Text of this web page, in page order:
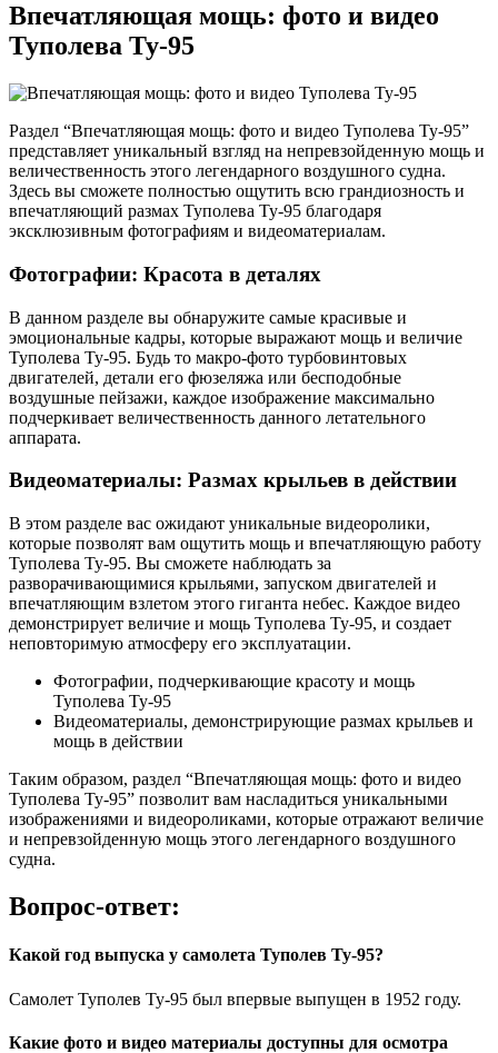
Впечатляющая мощь: фото и видео
Туполева Ту-95
Раздел “Впечатляющая мощь: фото и видео Туполева Ту-95”
представляет уникальный взгляд на непревзойденную мощь и
величественность этого легендарного воздушного судна.
Здесь вы сможете полностью ощутить всю грандиозность и
впечатляющий размах Туполева Ту-95 благодаря
эксклюзивным фотографиям и видеоматериалам.
Фотографии: Красота в деталях
В данном разделе вы обнаружите самые красивые и
эмоциональные кадры, которые выражают мощь и величие
Туполева Ту-95. Будь то макро-фото турбовинтовых
двигателей, детали его фюзеляжа или бесподобные
воздушные пейзажи, каждое изображение максимально
подчеркивает величественность данного летательного
аппарата.
Видеоматериалы: Размах крыльев в действии
В этом разделе вас ожидают уникальные видеоролики,
которые позволят вам ощутить мощь и впечатляющую работу
Туполева Ту-95. Вы сможете наблюдать за
разворачивающимися крыльями, запуском двигателей и
впечатляющим взлетом этого гиганта небес. Каждое видео
демонстрирует величие и мощь Туполева Ту-95, и создает
неповторимую атмосферу его эксплуатации.
Фотографии, подчеркивающие красоту и мощь
Туполева Ту-95
Видеоматериалы, демонстрирующие размах крыльев и
мощь в действии
Таким образом, раздел “Впечатляющая мощь: фото и видео
Туполева Ту-95” позволит вам насладиться уникальными
изображениями и видеороликами, которые отражают величие
и непревзойденную мощь этого легендарного воздушного
судна.
Вопрос-ответ:
Какой год выпуска у самолета Туполев Ту-95?
Самолет Туполев Ту-95 был впервые выпущен в 1952 году.
Какие фото и видео материалы доступны для осмотра